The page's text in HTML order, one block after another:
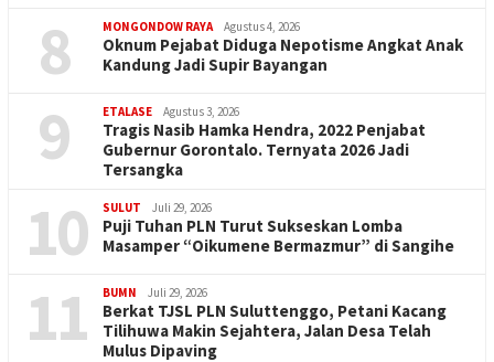
8 MONGONDOW RAYA Agustus 4, 2026
Oknum Pejabat Diduga Nepotisme Angkat Anak
Kandung Jadi Supir Bayangan
9 ETALASE Agustus 3, 2026
Tragis Nasib Hamka Hendra, 2022 Penjabat
Gubernur Gorontalo. Ternyata 2026 Jadi
Tersangka
10 SULUT Juli 29, 2026
Puji Tuhan PLN Turut Sukseskan Lomba
Masamper “Oikumene Bermazmur” di Sangihe
11 BUMN Juli 29, 2026
Berkat TJSL PLN Suluttenggo, Petani Kacang
Tilihuwa Makin Sejahtera, Jalan Desa Telah
Mulus Dipaving